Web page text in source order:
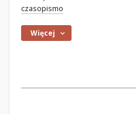
czasopismo
Więcej